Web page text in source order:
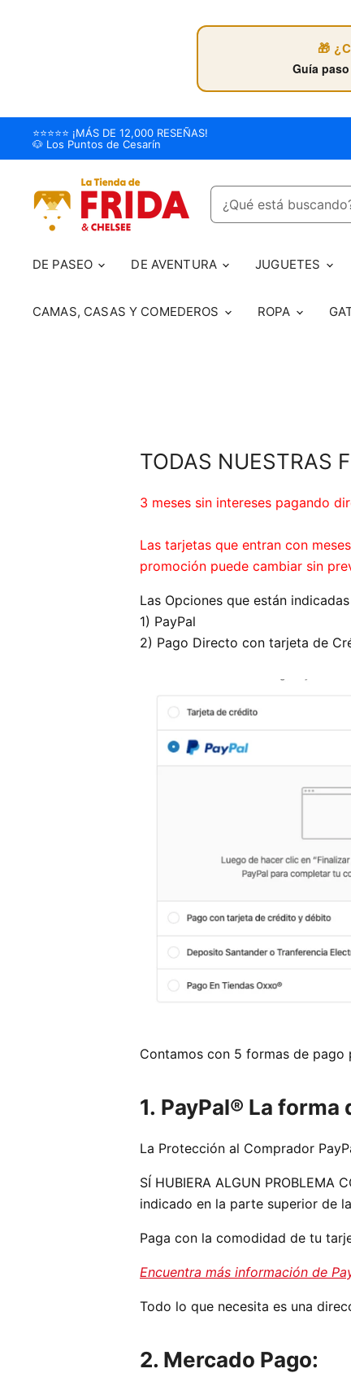
🎁
Guía
⭐️⭐️⭐️⭐️⭐️ ¡MÁS DE 12,000 RESEÑAS!
🐶 Los Puntos de Cesarín
DE PASEO DE AVENTURA JUGUETES
CAMAS, CASAS Y COMEDEROS ROPA
TODAS NUESTRAS
3 meses sin intereses pagando
Las tarjetas que entran con
promoción puede cambiar sin
Las Opciones que están
1) PayPal
2) Pago Directo con tarjeta de
Contamos con 5 formas de pago
1. PayPal® La
La Protección al Comprador
SÍ HUBIERA ALGUN PROBLEMA
indicado en la parte superior de
Paga con la comodidad de tu
Encuentra más información de
Todo lo que necesita es una
2. Mercado Pago: